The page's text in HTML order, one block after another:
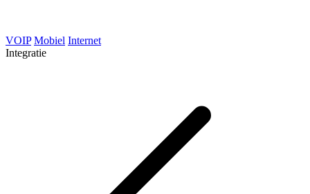
VOIP Mobiel Internet
Integratie